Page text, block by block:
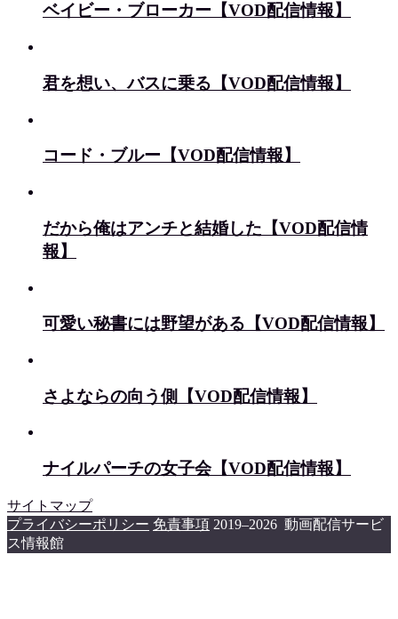
ベイビー・ブローカー【VOD配信情報】
君を想い、バスに乗る【VOD配信情報】
コード・ブルー【VOD配信情報】
だから俺はアンチと結婚した【VOD配信情
報】
可愛い秘書には野望がある【VOD配信情報】
さよならの向う側【VOD配信情報】
ナイルパーチの女子会【VOD配信情報】
サイトマップ
プライバシーポリシー 免責事項 2019–2026 動画配信サービ
ス情報館